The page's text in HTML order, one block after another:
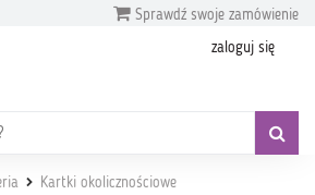
Sprawdź swoje zamówienie
zaloguj się
Kartki okolicznościowe